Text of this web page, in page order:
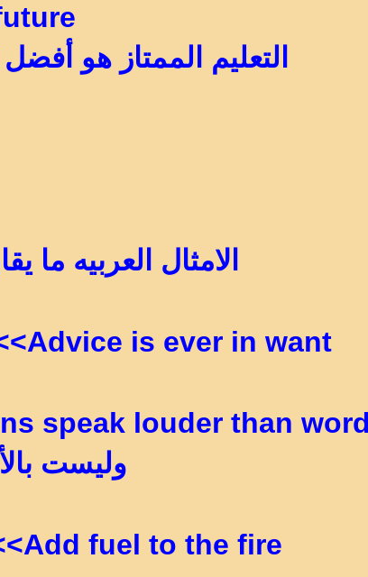
التعليم الممتاز هو
الامثال العربيه ما
Advice is ever in want>>>>لا خاب من استشار
وليست
Add fuel to the fire>>>>يزيد الطين بلة